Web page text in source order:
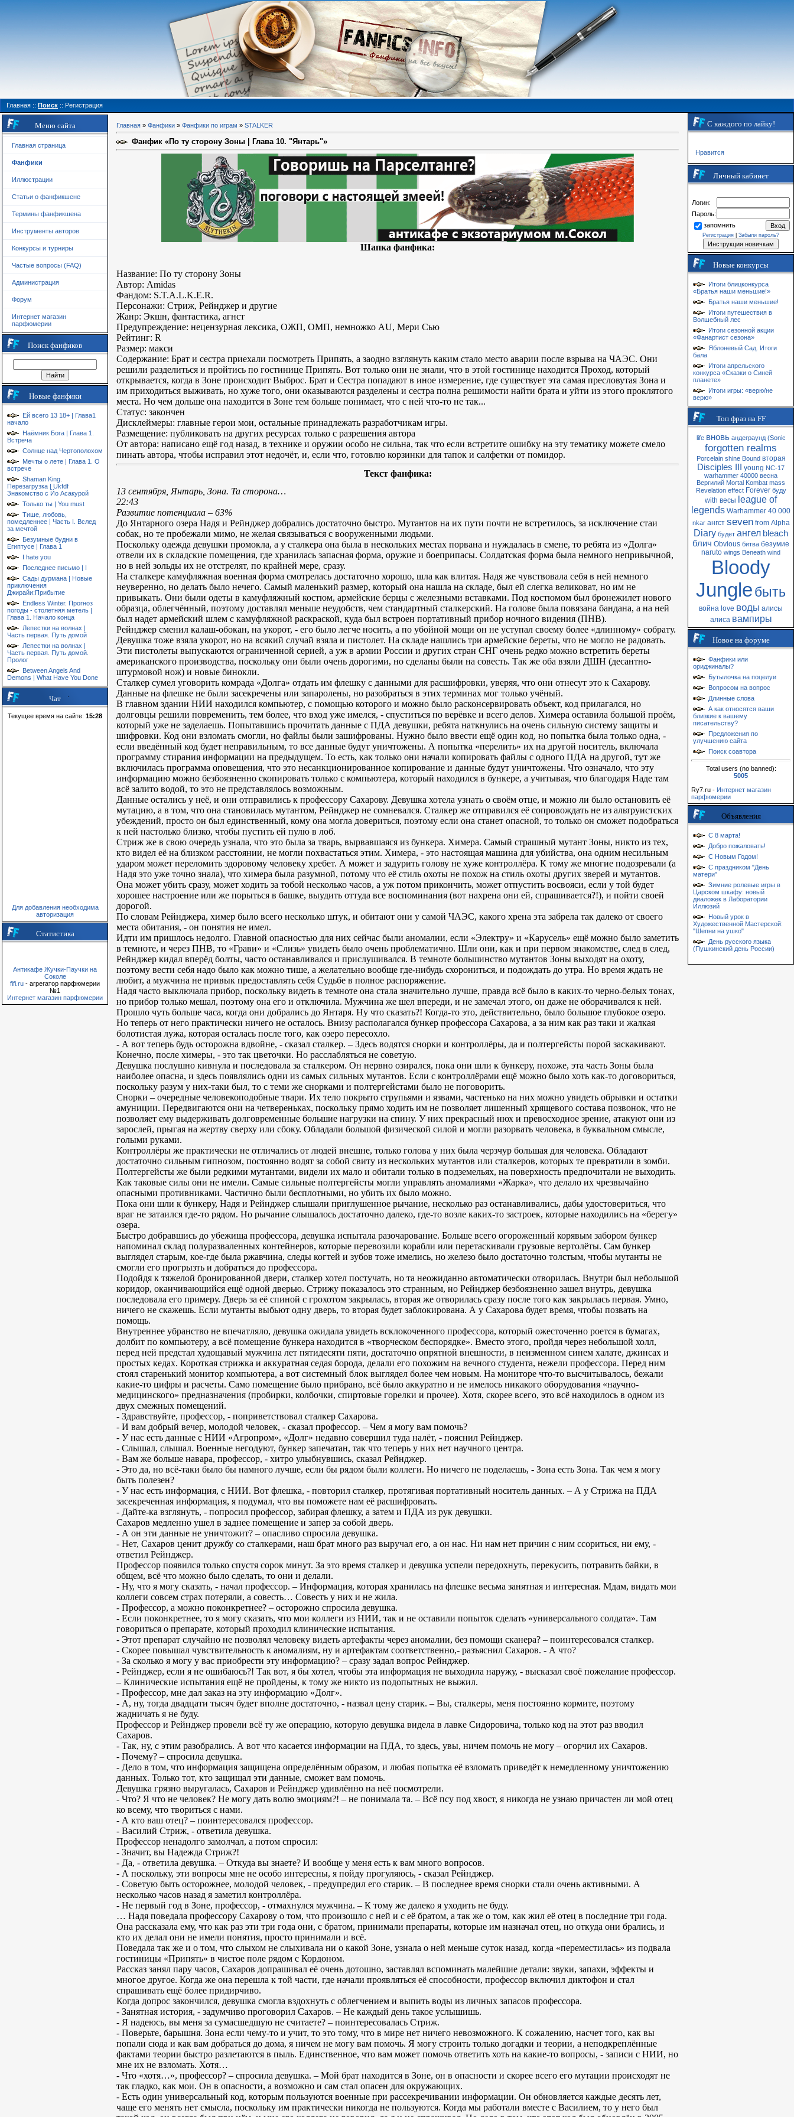
Главная :: Поиск :: Регистрация
Меню сайта
Главная страница
Фанфики
Иллюстрации
Статьи о фанфикшене
Термины фанфикшена
Инструменты авторов
Конкурсы и турниры
Частые вопросы (FAQ)
Администрация
Форум
Интернет магазин
парфюмерии
Поиск фанфиков
Новые фанфики
Ей всего 13 18+ | Глава1
начало
Наёмник Бога | Глава 1.
Встреча
Солнце над Чертополохом
Мечты о лете | Глава 1. О
встрече
Shaman King.
Перезагрузка | Ukfdf
Знакомство с Йо Асакурой
Только ты | You must
Тише, любовь,
помедленнее | Часть I. Вслед
за мечтой
Безумные будни в
Египтусе | Глава 1
I hate you
Последнее письмо | I
Сады дурмана | Новые
приключения
Джирайи:Прибытие
Endless Winter. Прогноз
погоды - столетняя метель |
Глава 1. Начало конца
Лепестки на волнах |
Часть первая. Путь домой
Лепестки на волнах |
Часть первая. Путь домой.
Пролог
Between Angels And
Demons | What Have You Done
Чат
Текущее время на сайте: 15:28
Для добавления необходима
авторизация
Статистика
Антикафе Жучки-Паучки на
Соколе
fifi.ru - агрегатор парфюмерии
№1
Интернет магазин парфюмерии
Главная » Фанфики » Фанфики по играм » STALKER
Фанфик «По ту сторону Зоны | Глава 10. "Янтарь"»
Шапка фанфика:
Название: По ту сторону Зоны
Автор: Amidas
Фандом: S.T.A.L.K.E.R.
Персонажи: Стриж, Рейнджер и другие
Жанр: Экшн, фантастика, агнст
Предупреждение: нецензурная лексика, ОЖП, ОМП, немножко AU, Мери Сью
Рейтинг: R
Размер: макси
Содержание: Брат и сестра приехали посмотреть Припять, а заодно взглянуть каким стало место аварии после взрыва на ЧАЭС. Они
решили разделиться и пройтись по гостинице Припять. Вот только они не знали, что в этой гостинице находится Проход, который
открывается, когда в Зоне происходит Выброс. Брат и Сестра попадают в иное измерение, где существует эта самая пресловутая Зона и
им приходиться выживать, но хуже того, они оказываются разделены и сестра полна решимости найти брата и уйти из этого проклятого
места. Но чем дольше она находится в Зоне тем больше понимает, что с ней что-то не так...
Статус: закончен
Дисклеймеры: главные герои мои, остальные принадлежать разработчикам игры.
Размещение: публиковать на других ресурсах только с разрешения автора
От автора: написано ещё год назад, в технике и оружии особо не сильна, так что если встретите ошибку на эту тематику можете смело
пинать автора, чтобы исправил этот недочёт, и, если что, готовлю корзинки для тапок и салфетки от помидор.
Текст фанфика:
13 сентября, Янтарь, Зона. Та сторона…
22:43
Развитие потенциала – 63%
До Янтарного озера Надя и Рейнджер добрались достаточно быстро. Мутантов на их пути почти не встретилось, за исключение стаи
собак, но те пробежали мимо, не желая связываться с вооруженными людьми.
Поскольку одежда девушки промокла, а у сталкера она была в нескольких местах порвана и нуждалась в смене, то ребята из «Долга»
отвели их в складские помещения, где хранилась запасная форма, оружие и боеприпасы. Солдатская форма была немного непривычной,
но в ней зольды их не отстрелят, по крайней мере, сразу.
На сталкере камуфляжная военная форма смотрелась достаточно хорошо, шла как влитая. Надя же чувствовала себя в ней немного
неуверенно, но делать было нечего. Самый маленький размер, который она нашла на складе, был ей слегка великоват, но им не
привыкать. Они были одеты в камуфляжный костюм, армейские берцы с железными вставками. Под костюмом был бронежилет нового
образца, облегчённый, поэтому доставлял меньше неудобств, чем стандартный сталкерский. На голове была повязана бандана, а на ней
был надет армейский шлем с камуфляжной раскраской, куда был встроен портативный прибор ночного видения (ПНВ).
Рейнджер сменил калаш-обокан, на укорот, - его было легче носить, а по убойной мощи он не уступал своему более «длинному» собрату.
Девушка тоже взяла укорот, но на всякий случай взяла и пистолет. На складе нашлись три армейские береты, что не могло не радовать.
Эти пистолеты выпускаются ограниченной серией, а уж в армии России и других стран СНГ очень редко можно встретить береты
американского производства, поскольку они были очень дорогими, но сделаны были на совесть. Так же оба взяли ДШН (десантно-
штурмовой нож) и новые бинокли.
Сталкер сумел уговорить комрада «Долга» отдать им флешку с данными для расшифровки, уверяя, что они отнесут это к Сахарову.
Данные на флешке не были засекречены или запаролены, но разобраться в этих терминах мог только учёный.
В главном здании НИИ находился компьютер, с помощью которого и можно было расконсервировать объект, код прилагался, но
долговцы решили повременить, тем более, что вход уже имелся, - спуститься по верёвке и всего делов. Химера оставила большой проём,
который уже не заделаешь. Попытавшись прочитать данные с ПДА девушки, ребята наткнулись на очень сильную систему защиты и
шифровки. Код они взломать смогли, но файлы были зашифрованы. Нужно было ввести ещё один код, но попытка была только одна, -
если введённый код будет неправильным, то все данные будут уничтожены. А попытка «перелить» их на другой носитель, включала
программу стирания информации на предыдущем. То есть, как только они начали копировать файлы с одного ПДА на другой, тут же
включилась программа оповещения, что это несанкционированное копирование и данные будут уничтожены. Что означало, что эту
информацию можно безбоязненно скопировать только с компьютера, который находился в бункере, а учитывая, что благодаря Наде там
всё залито водой, то это не представлялось возможным.
Данные остались у неё, и они отправились к профессору Сахарову. Девушка хотела узнать о своём отце, и можно ли было остановить её
мутацию, а в том, что она становилась мутантом, Рейнджер не сомневался. Сталкер же отправился её сопровождать не из альтруистских
убеждений, просто он был единственный, кому она могла довериться, поэтому если она станет опасной, то только он сможет подобраться
к ней настолько близко, чтобы пустить ей пулю в лоб.
Стриж же в свою очередь узнала, что это была за тварь, вырвавшаяся из бункера. Химера. Самый страшный мутант Зоны, никто из тех,
кто видел её на близком расстоянии, не могли похвастаться этим. Химера, - это настоящая машина для убийства, она одним несильным
ударом может переломить здоровому человеку хребет. А может и задурить голову не хуже контроллёра. К тому же многие подозревали (а
Надя это уже точно знала), что химера была разумной, потому что её стиль охоты не похож на стиль охоты других зверей и мутантов.
Она может убить сразу, может ходить за тобой несколько часов, а уж потом прикончить, может отпустить восвояси, если у той будет
хорошее настроение или же порыться в башке, выудить оттуда все воспоминания (вот нахрена они ей, спрашивается?!), и пойти своей
дорогой.
По словам Рейнджера, химер было всего несколько штук, и обитают они у самой ЧАЭС, какого хрена эта забрела так далеко от своего
места обитания, - он понятия не имел.
Идти им пришлось недолго. Главной опасностью для них сейчас были аномалии, если «Электру» и «Карусель» ещё можно было заметить
в темноте, и через ПНВ, то «Грави» и «Слизь» увидеть было очень проблематично. Шли они, как и при первом знакомстве, след в след,
Рейнджер кидал вперёд болты, часто останавливался и прислушивался. В темноте большинство мутантов Зоны выходят на охоту,
поэтому вести себя надо было как можно тише, а желательно вообще где-нибудь схорониться, и подождать до утра. Но время ждать не
любит, а мужчина не привык предоставлять себя Судьбе в полное распоряжение.
Надя часто выключала прибор, поскольку видеть в темноте она стала значительно лучше, правда всё было в каких-то черно-белых тонах,
но прибор только мешал, поэтому она его и отключила. Мужчина же шел впереди, и не замечал этого, он даже не оборачивался к ней.
Прошло чуть больше часа, когда они добрались до Янтаря. Ну что сказать?! Когда-то это, действительно, было большое глубокое озеро.
Но теперь от него практически ничего не осталось. Внизу располагался бункер профессора Сахарова, а за ним как раз таки и жалкая
болотистая лужа, которая осталась после того, как озеро пересохло.
- А вот теперь будь осторожна вдвойне, - сказал сталкер. – Здесь водятся снорки и контроллёры, да и полтергейсты порой заскакивают.
Конечно, после химеры, - это так цветочки. Но расслабляться не советую.
Девушка послушно кивнула и последовала за сталкером. Он нервно озирался, пока они шли к бункеру, похоже, эта часть Зоны была
наиболее опасна, и здесь появлялись одни из самых сильных мутантов. Если с контроллёрами ещё можно было хоть как-то договориться,
поскольку разум у них-таки был, то с теми же снорками и полтергейстами было не поговорить.
Снорки – очередные человекоподобные твари. Их тело покрыто струпьями и язвами, частенько на них можно увидеть обрывки и остатки
амуниции. Передвигаются они на четвереньках, поскольку прямо ходить им не позволяет лишенный хрящевого состава позвонок, что не
позволяет ему выдерживать долговременные большие нагрузки на спину. У них прекрасный нюх и превосходное зрение, атакуют они из
зарослей, прыгая на жертву сверху или сбоку. Обладали большой физической силой и могли разорвать человека, в буквальном смысле,
голыми руками.
Контроллёры же практически не отличались от людей внешне, только голова у них была черзчур большая для человека. Обладают
достаточно сильным гипнозом, постоянно водят за собой свиту из нескольких мутантов или сталкеров, которых те превратили в зомби.
Полтергейсты же были редкими мутантами, видели их мало и обитали только в подземельях, на поверхность предпочитали не выходить.
Как таковые силы они не имели. Самые сильные полтергейсты могли управлять аномалиями «Жарка», что делало их чрезвычайно
опасными противниками. Частично были бесплотными, но убить их было можно.
Пока они шли к бункеру, Надя и Рейнджер слышали приглушенное рычание, несколько раз останавливались, дабы удостовериться, что
враг не затаился где-то рядом. Но рычание слышалось достаточно далеко, где-то возле каких-то застроек, которые находились на «берегу»
озера.
Быстро добравшись до убежища профессора, девушка испытала разочарование. Больше всего огороженный корявым забором бункер
напоминал склад полуразваленных контейнеров, которые перевозили корабли или перетаскивали грузовые вертолёты. Сам бункер
выглядел старым, кое-где была ржавчина, следы когтей и зубов тоже имелись, но железо было достаточно толстым, чтобы мутанты не
смогли его прогрызть и добраться до профессора.
Подойдя к тяжелой бронированной двери, сталкер хотел постучать, но та неожиданно автоматически отворилась. Внутри был небольшой
коридор, оканчивающийся ещё одной дверью. Стрижу показалось это странным, но Рейнджер безбоязненно зашел внутрь, девушка
последовала его примеру. Дверь за её спиной с грохотом закрылась, вторая же отворилась сразу после того как закрылась первая. Умно,
ничего не скажешь. Если мутанты выбьют одну дверь, то вторая будет заблокирована. А у Сахарова будет время, чтобы позвать на
помощь.
Внутреннее убранство не впечатляло, девушка ожидала увидеть всклокоченного профессора, который ожесточенно роется в бумагах,
долбит по компьютеру, а всё помещение бункера находится в «творческом беспорядке». Вместо этого, пройдя через небольшой холл,
перед ней предстал худощавый мужчина лет пятидесяти пяти, достаточно опрятной внешности, в неизменном синем халате, джинсах и
простых кедах. Короткая стрижка и аккуратная седая борода, делали его похожим на вечного студента, нежели профессора. Перед ним
стоял старенький монитор компьютера, а вот системный блок выглядел более чем новым. На мониторе что-то высчитывалось, бежали
какие-то цифры и расчеты. Само помещение было прибрано, всё было аккуратно и не имелось никакого оборудования «научно-
медицинского» предназначения (пробирки, колбочки, спиртовые горелки и прочее). Хотя, скорее всего, это всё находилось в одном из
двух смежных помещений.
- Здравствуйте, профессор, - поприветствовал сталкер Сахарова.
- И вам добрый вечер, молодой человек, - сказал профессор. – Чем я могу вам помочь?
- У нас есть данные с НИИ «Агропром», «Долг» недавно совершил туда налёт, - пояснил Рейнджер.
- Слышал, слышал. Военные негодуют, бункер запечатан, так что теперь у них нет научного центра.
- Вам же больше навара, профессор, - хитро улыбнувшись, сказал Рейнджер.
- Это да, но всё-таки было бы намного лучше, если бы рядом были коллеги. Но ничего не поделаешь, - Зона есть Зона. Так чем я могу
быть полезен?
- У нас есть информация, с НИИ. Вот флешка, - повторил сталкер, протягивая портативный носитель данных. – А у Стрижа на ПДА
засекреченная информация, я подумал, что вы поможете нам её расшифровать.
- Дайте-ка взглянуть, - попросил профессор, забирая флешку, а затем и ПДА из рук девушки.
Сахаров медленно ушел в заднее помещение и запер за собой дверь.
- А он эти данные не уничтожит? – опасливо спросила девушка.
- Нет, Сахаров ценит дружбу со сталкерами, наш брат много раз выручал его, а он нас. Ни нам нет причин с ним ссориться, ни ему, -
ответил Рейнджер.
Профессор появился только спустя сорок минут. За это время сталкер и девушка успели передохнуть, перекусить, потравить байки, в
общем, всё что можно было сделать, то они и делали.
- Ну, что я могу сказать, - начал профессор. – Информация, которая хранилась на флешке весьма занятная и интересная. Мдам, видать мои
коллеги совсем страх потеряли, а совесть… Совесть у них и не жила.
- Профессор, а можно поконкретнее? – осторожно спросила девушка.
- Если поконкретнее, то я могу сказать, что мои коллеги из НИИ, так и не оставили попыток сделать «универсального солдата». Там
говориться о препарате, который проходил клинические испытания.
- Этот препарат случайно не позволял человеку видеть артефакты через аномалии, без помощи сканера? – поинтересовался сталкер.
- Скорее повышал чувствительность к аномалиям, ну и артефактам соответственно,- разъяснил Сахаров. - А что?
- За сколько я могу у вас приобрести эту информацию? – сразу задал вопрос Рейнджер.
- Рейнджер, если я не ошибаюсь?! Так вот, я бы хотел, чтобы эта информация не выходила наружу, - высказал своё пожелание профессор.
– Клинические испытания ещё не пройдены, к тому же никто из подопытных не выжил.
- Профессор, мне дал заказ на эту информацию «Долг».
- А, ну, тогда двадцати тысяч будет вполне достаточно, - назвал цену старик. – Вы, сталкеры, меня постоянно кормите, поэтому
жадничать я не буду.
Профессор и Рейнджер провели всё ту же операцию, которую девушка видела в лавке Сидоровича, только код на этот раз вводил
Сахаров.
- Так, ну, с этим разобрались. А вот что касается информации на ПДА, то здесь, увы, ничем помочь не могу – огорчил их Сахаров.
- Почему? – спросила девушка.
- Дело в том, что информация защищена определённым образом, и любая попытка её взломать приведёт к немедленному уничтожению
данных. Только тот, кто защищал эти данные, сможет вам помочь.
Девушка грязно выругалась, Сахаров и Рейнджер удивлённо на неё посмотрели.
- Что? Я что не человек? Не могу дать волю эмоциям?! – не понимала та. – Всё псу под хвост, я никогда не узнаю причастен ли мой отец
ко всему, что твориться с нами.
- А кто ваш отец? – поинтересовался профессор.
- Василий Стриж, - ответила девушка.
Профессор ненадолго замолчал, а потом спросил:
- Значит, вы Надежда Стриж?!
- Да, - ответила девушка. – Откуда вы знаете? И вообще у меня есть к вам много вопросов.
- А поскольку, эти вопросы мне не особо интересны, я пойду прогуляюсь, - сказал Рейнджер.
- Советую быть осторожнее, молодой человек, - предупредил его старик. – В последнее время снорки стали очень активными. А
несколько часов назад я заметил контроллёра.
- Не первый год в Зоне, профессор, - отмахнулся мужчина. – К тому же далеко я уходить не буду.
… Надя поведала профессору Сахарову о том, что произошло с ней и с её братом, а так же о том, как жил её отец в последние три года.
Она рассказала ему, что как раз эти три года они, с братом, принимали препараты, которые им назначал отец, но откуда они брались, и
кто их делал они не имели понятия, просто принимали и всё.
Поведала так же и о том, что слыхом не слыхивала ни о какой Зоне, узнала о ней меньше суток назад, когда «переместилась» из подвала
гостиницы «Припять» в чистое поле рядом с Кордоном.
Рассказ занял пару часов, Сахаров допрашивал её очень дотошно, заставлял вспоминать малейшие детали: звуки, запахи, эффекты и
многое другое. Когда же она перешла к той части, где начали проявляться её способности, профессор включил диктофон и стал
спрашивать ещё более придирчиво.
Когда допрос закончился, девушка смогла вздохнуть с облегчением и выпить воды из личных запасов профессора.
- Занятная история, - задумчиво проговорил Сахаров. – Не каждый день такое услышишь.
- Я надеюсь, вы меня за сумасшедшую не считаете? – поинтересовалась Стриж.
- Поверьте, барышня. Зона если чему-то и учит, то это тому, что в мире нет ничего невозможного. К сожалению, насчет того, как вы
попали сюда и как вам добраться до дома, я ничем не могу вам помочь. Я могу строить только догадки и теории, а неподкреплённые
фактами теории быстро разлетаются в пыль. Единственное, что вам может помочь ответить хоть на какие-то вопросы, - записи с НИИ, но
мне их не взломать. Хотя…
- Что «хотя…», профессор? – спросила девушка. – Мой брат находится в Зоне, он в опасности и скорее всего его мутации происходят не
так гладко, как мои. Он в опасности, а возможно и сам стал опасен для окружающих.
- Есть один универсальный код, которым пользуются военные при рассекречивании информации. Он обновляется каждые десять лет,
чаще его менять нет смысла, поскольку им практически никогда не пользуются. Когда мы работали вместе с Василием, то у него был
С каждого по лайку!
Нравится
Личный кабинет
Логин:
Пароль:
запомнить
Регистрация Забыли пароль?
Новые конкурсы
Итоги блицконкурса
«Братья наши меньшие!»
Братья наши меньшие!
Итоги путешествия в
Волшебный лес
Итоги сезонной акции
«Фанартист сезона»
Яблоневый Сад. Итоги
бала
Итоги апрельского
конкурса «Сказки о Синей
планете»
Итоги игры: «верю/не
верю»
Топ фраз на FF
life вновь андеграунд (Sonic
forgotten realms
Porcelain shine Bound вторая
Disciples III young NC-17
warhammer 40000 весна
Вергилий Mortal Kombat mass
Revelation effect Forever буду
with весы league of
legends Warhammer 40 000
nkar ангст seven from Alpha
Diary будет ангел bleach
блич Obvious битва безумие
naruto wings Beneath wind
Bloody
Jungleбыть
война love воды алисы
алиса вампиры
Новое на форуме
Фанфики или
ориджиналы?
Бутылочка на поцелуи
Вопросом на вопрос
Длинные слова
А как относятся ваши
близкие к вашему
писательству?
Предложения по
улучшению сайта
Поиск соавтора
Total users (no banned):
5005
Ry7.ru - Интернет магазин
парфюмерии
Объявления
С 8 марта!
Добро пожаловать!
С Новым Годом!
С праздником "День
матери"
Зимние ролевые игры в
Царском шкафу: новый
диаложек в Лаборатории
Иллюзий
Новый урок в
Художественной Мастерской:
"Шепни на ушко"
День русского языка
(Пушкинский день России)